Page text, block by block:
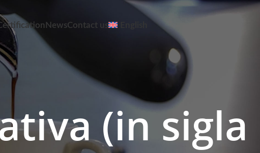
NewsContact us
(in sigla